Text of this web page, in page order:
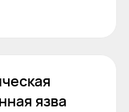
язва